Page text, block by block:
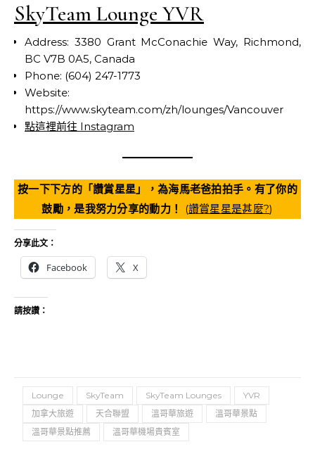
SkyTeam Lounge YVR
Address: 3380 Grant McConachie Way, Richmond,
BC V7B 0A5, Canada
Phone: (604) 247-1773
Website:
https://www.skyteam.com/zh/lounges/Vancouver
點這裡前往 Instagram
按一下下方的「讚賞星星」，為海馬老爸拍拍手。有了你的
鼓勵，是我努力分享的動力！
(讚賞星星是甚麼?)
分享此文：
Facebook X
請按讚：
Lounge SkyTeam SkyTeam Lounges
YVR
加拿大旅遊
天合聯盟 溫哥華旅遊
溫哥華景點
溫哥華景點推薦
溫哥華機場貴賓室